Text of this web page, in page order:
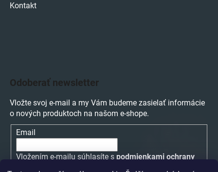
Kontakt
Odoberať newsletter
Vložte svoj e-mail a my Vám budeme zasielať informácie
o nových produktoch na našom e-shope.
Email
Vložením e-mailu súhlasíte s podmienkami ochrany